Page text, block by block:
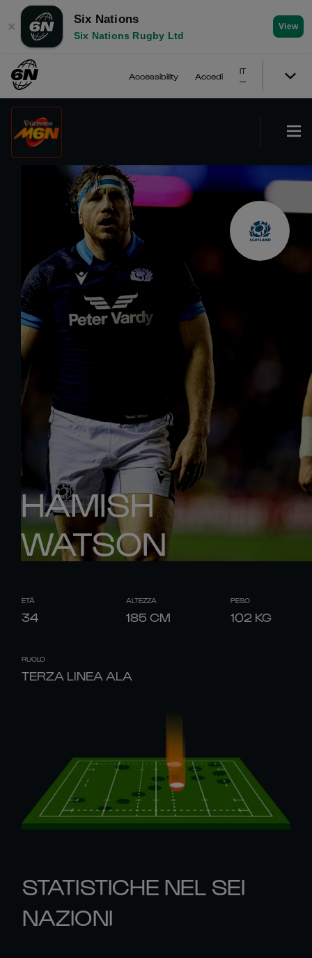
✕
Six Nations
Six Nations Rugby Ltd
View
Accessibility Accedi
IT
HAMISH
WATSON
ETÀ
34
ALTEZZA
185 CM
PESO
102 KG
RUOLO
TERZA LINEA ALA
STATISTICHE NEL SEI
NAZIONI